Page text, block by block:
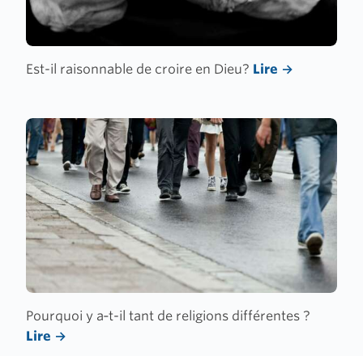
Est-il raisonnable de croire en Dieu? Lire
Pourquoi y a‑t-il tant de religions différentes ?
Lire